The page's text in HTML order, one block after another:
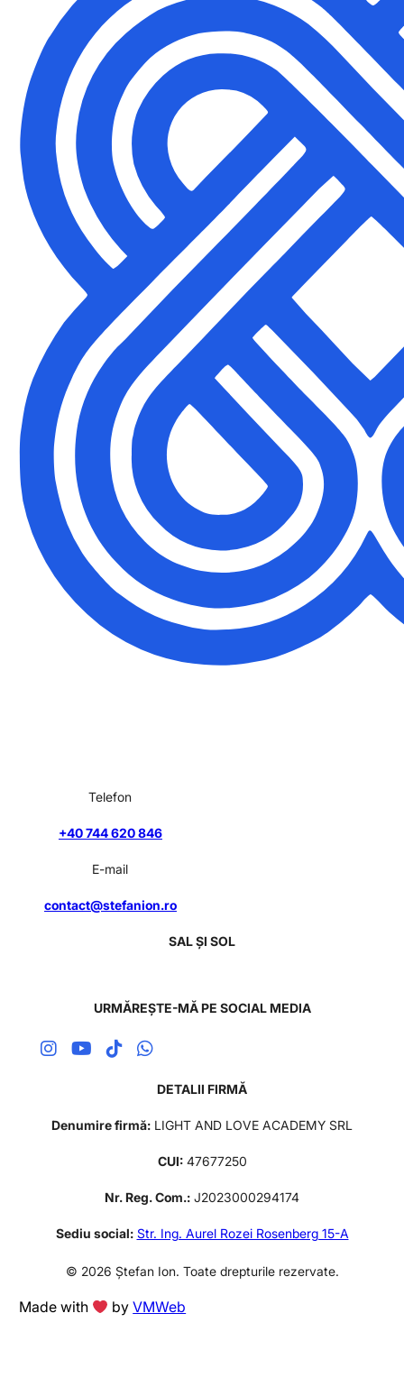
Telefon
+40 744 620 846
E-mail
contact@stefanion.ro
SAL ȘI SOL
URMĂREȘTE-MĂ PE SOCIAL MEDIA
DETALII FIRMĂ
Denumire firmă: LIGHT AND LOVE ACADEMY SRL
CUI:47677250
Nr. Reg. Com.: J2023000294174
Sediu social: Str. Ing. Aurel Rozei Rosenberg 15-A
© 2026 Ștefan Ion. Toate drepturile rezervate.
Made with byVMWeb